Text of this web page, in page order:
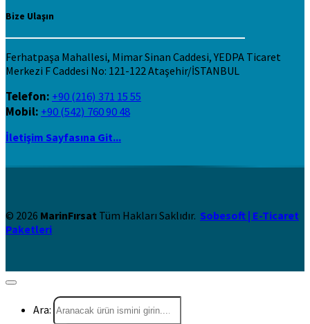
Bize Ulaşın
Ferhatpaşa Mahallesi, Mimar Sinan Caddesi, YEDPA Ticaret
Merkezi F Caddesi No: 121-122 Ataşehir/İSTANBUL
Telefon: +90 (216) 371 15 55
Mobil: +90 (542) 760 90 48
İletişim Sayfasına Git...
© 2026 MarinFırsat Tüm Hakları Saklıdır. Sobesoft | E-Ticaret
Paketleri
Ara: